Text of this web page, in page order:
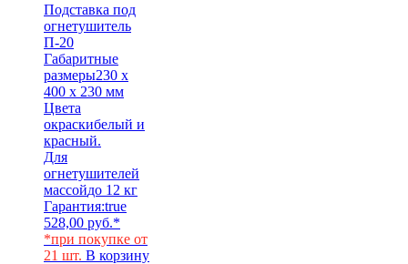
Подставка под
огнетушитель
П-20
Габаритные
размеры230 х
400 х 230 мм
Цвета
окраскибелый и
красный.
Для
огнетушителей
массойдо 12 кг
Гарантия:true
528,00 руб.*
*при покупке от
21 шт. В корзину